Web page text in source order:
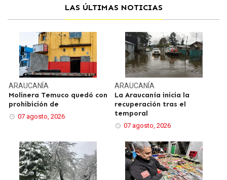
LAS ÚLTIMAS NOTICIAS
ARAUCANÍA
Molinera Temuco quedó con
prohibición de
07 agosto, 2026
ARAUCANÍA
La Araucanía inicia la
recuperación tras el
temporal
07 agosto, 2026